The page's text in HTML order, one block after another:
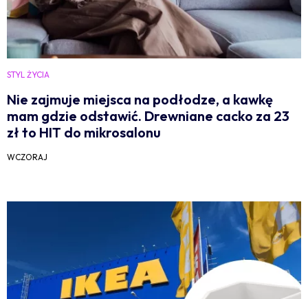
STYL ŻYCIA
Nie zajmuje miejsca na podłodze, a kawkę
mam gdzie odstawić. Drewniane cacko za 23
zł to HIT do mikrosalonu
WCZORAJ